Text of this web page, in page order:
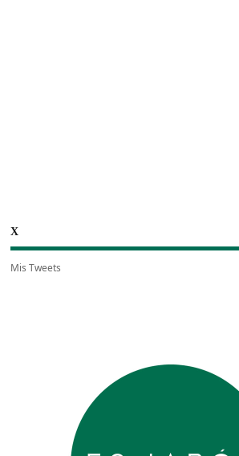
X
Mis Tweets